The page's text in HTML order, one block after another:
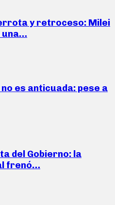
y retroceso: Milei
una…
es anticuada: pese a
del Gobierno: la
frenó…